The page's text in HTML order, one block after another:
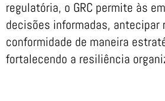
regulatória, o GRC permite às
decisões informadas, antecipar
conformidade de maneira
fortalecendo a resiliência